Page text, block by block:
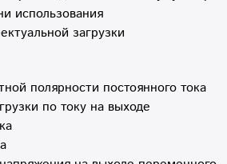
использования
загрузки
полярности постоянного тока
по току на выходе